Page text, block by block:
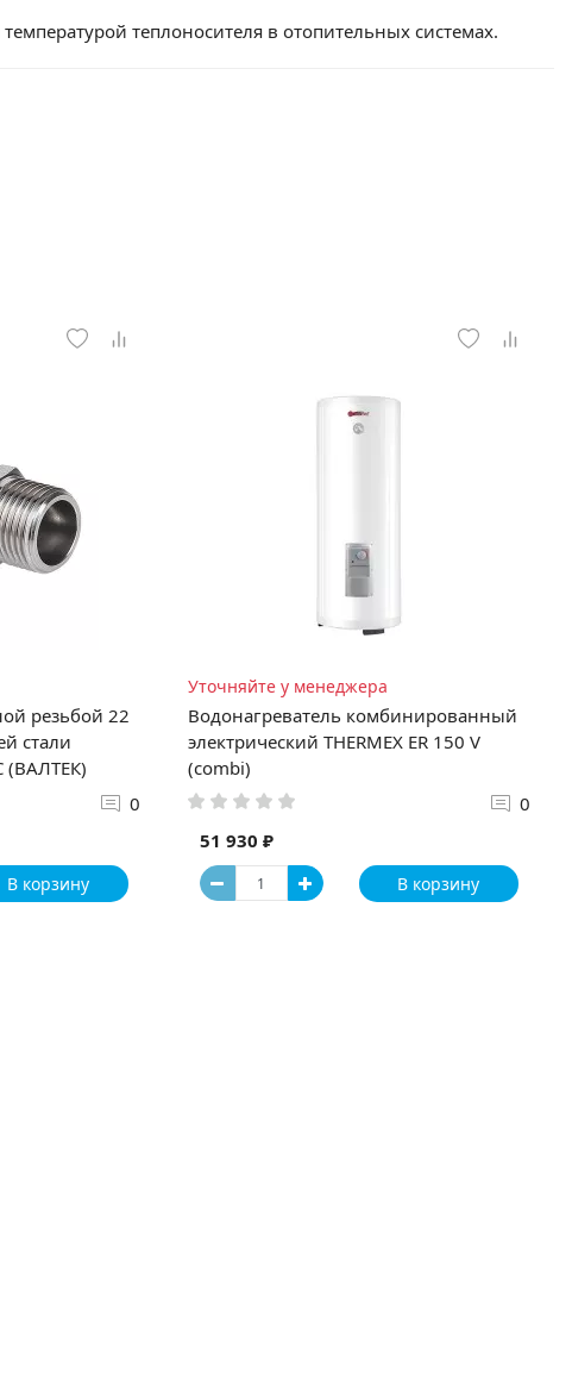
теплоносителя в отопительных системах.
резьбой 22
(ВАЛТЕК)
0
В корзину
Уточняйте у менеджера
Водонагреватель комбинированный
электрический THERMEX ER 150 V
(combi)
0
51 930 ₽
В корзину